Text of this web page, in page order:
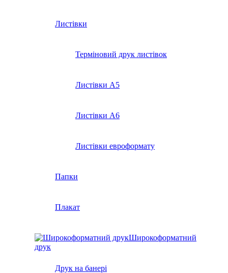
Листівки
Терміновий друк листівок
Листівки А5
Листівки А6
Листівки евроформату
Папки
Плакат
Широкоформатний
друк
Друк на банері